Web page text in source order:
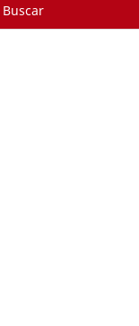
Buscar